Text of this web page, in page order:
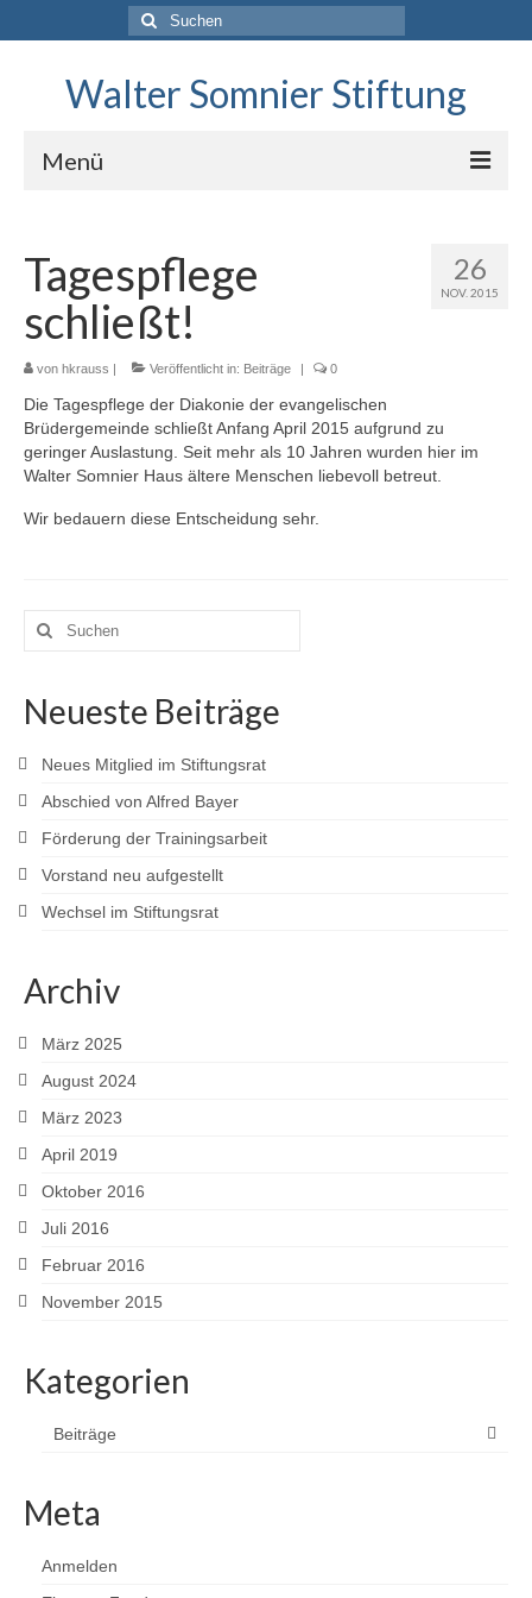
Suchen
nach:
Walter Somnier Stiftung
Menü
Stiftungszweck
Geförderte Projekte
Archiv & Beiträge
Antrag auf Fördermittel
Kontakt
26
NOV. 2015
Tagespflege
schließt!
von hkrauss | Veröffentlicht in: Beiträge | 0
Die Tagespflege der Diakonie der evangelischen
Brüdergemeinde schließt Anfang April 2015 aufgrund zu
geringer Auslastung. Seit mehr als 10 Jahren wurden hier im
Walter Somnier Haus ältere Menschen liebevoll betreut.
Wir bedauern diese Entscheidung sehr.
Suchen
nach:
Neueste Beiträge
Neues Mitglied im Stiftungsrat
Abschied von Alfred Bayer
Förderung der Trainingsarbeit
Vorstand neu aufgestellt
Wechsel im Stiftungsrat
Archiv
März 2025
August 2024
März 2023
April 2019
Oktober 2016
Juli 2016
Februar 2016
November 2015
Kategorien
Beiträge
Meta
Anmelden